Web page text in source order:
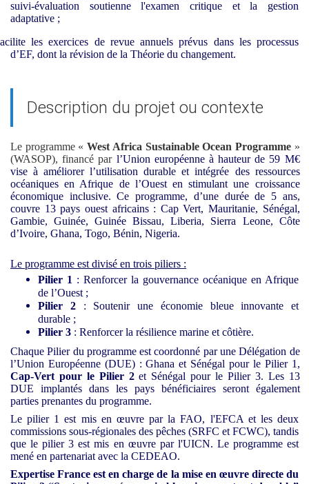
suivi-évaluation soutienne l'examen critique et la gestion
adaptative ;
les exercices de revue annuels prévus dans les processus
d’EF, dont la révision de la Théorie du changement.
Description du projet ou contexte
Le programme «West Africa Sustainable Ocean Programme»
(WASOP), financé par l’Union européenne à hauteur de 59 M€
vise à améliorer l’utilisation durable et intégrée des ressources
océaniques en Afrique de l’Ouest en stimulant une croissance
économique inclusive. Ce programme, d’une durée de 5 ans,
couvre 13 pays ouest africains : Cap Vert, Mauritanie, Sénégal,
Gambie, Guinée, Guinée Bissau, Liberia, Sierra Leone, Côte
d’Ivoire, Ghana, Togo, Bénin, Nigeria.
Le programme est divisé en trois piliers :
Pilier 1 : Renforcer la gouvernance océanique en Afrique
de l’Ouest ;
Pilier 2: Soutenir une économie bleue innovante et
durable ;
Pilier 3 : Renforcer la résilience marine et côtière.
Chaque Pilier du programme est coordonné par une Délégation de
l’Union Européenne (DUE) : Ghana et Sénégal pour le Pilier 1,
Cap-Vert pour le Pilier 2et Sénégal pour le Pilier 3. Les 13
DUE implantés dans les pays bénéficiaires seront également
parties prenantes du programme.
Le pilier 1 est mis en œuvre par la FAO, l'EFCA et les deux
commissions sous-régionales des pêches (SRFC et FCWC), tandis
que le pilier 3 est mis en œuvre par l'UICN. Le programme est
mené en partenariat avec la CEDEAO.
Expertise France est en charge de la mise en œuvre directe du